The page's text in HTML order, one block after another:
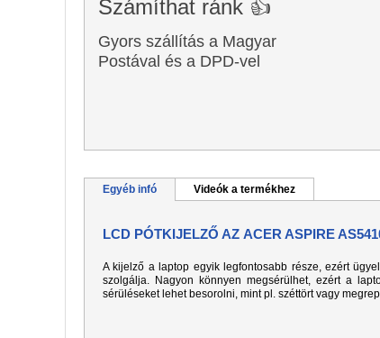
Számíthat ránk 👍
Gyors szállítás a Magyar
Postával és a DPD-vel
Egyéb infó Videók a termékhez
LCD PÓTKIJELZŐ AZ ACER ASPIRE
A kijelző a laptop egyik legfontosabb része, ezért
szolgálja. Nagyon könnyen megsérülhet, ezért a
sérüléseket lehet besorolni, mint pl. széttört vagy